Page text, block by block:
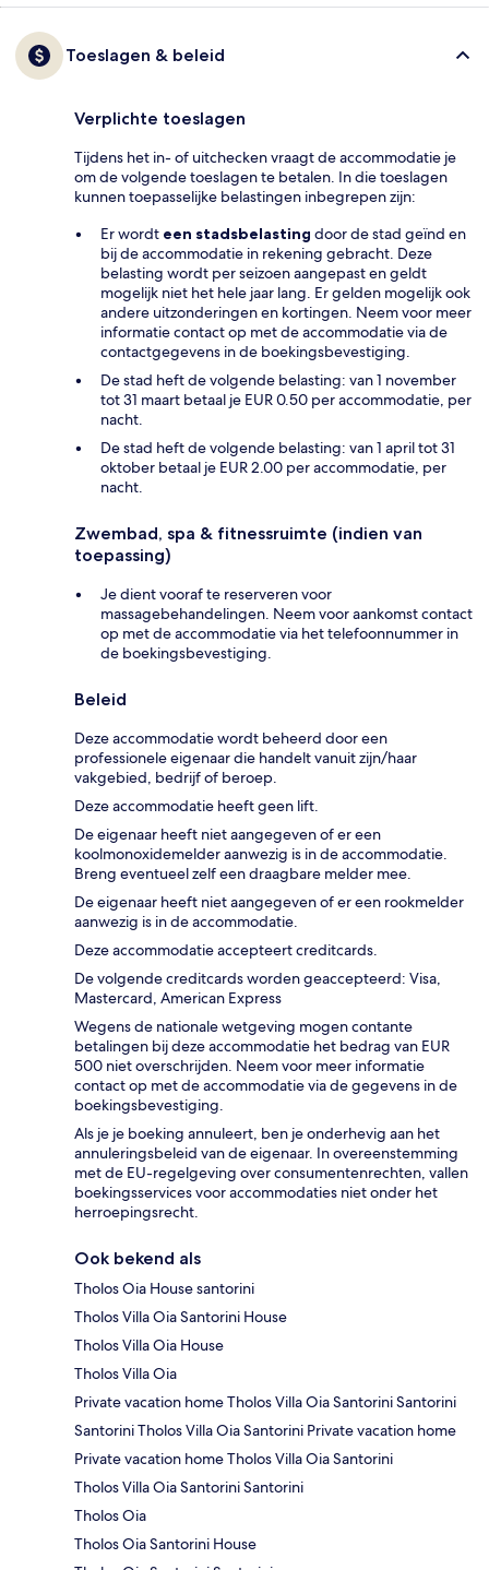
Toeslagen & beleid
Verplichte toeslagen
Tijdens het in- of uitchecken vraagt de accommodatie je
om de volgende toeslagen te betalen. In die toeslagen
kunnen toepasselijke belastingen inbegrepen zijn:
Er wordt een stadsbelasting door de stad geïnd en
bij de accommodatie in rekening gebracht. Deze
belasting wordt per seizoen aangepast en geldt
mogelijk niet het hele jaar lang. Er gelden mogelijk ook
andere uitzonderingen en kortingen. Neem voor meer
informatie contact op met de accommodatie via de
contactgegevens in de boekingsbevestiging.
De stad heft de volgende belasting: van 1 november
tot 31 maart betaal je EUR 0.50 per accommodatie, per
nacht.
De stad heft de volgende belasting: van 1 april tot 31
oktober betaal je EUR 2.00 per accommodatie, per
nacht.
Zwembad, spa & fitnessruimte (indien van
toepassing)
Je dient vooraf te reserveren voor
massagebehandelingen. Neem voor aankomst contact
op met de accommodatie via het telefoonnummer in
de boekingsbevestiging.
Beleid
Deze accommodatie wordt beheerd door een
professionele eigenaar die handelt vanuit zijn/haar
vakgebied, bedrijf of beroep.
Deze accommodatie heeft geen lift.
De eigenaar heeft niet aangegeven of er een
koolmonoxidemelder aanwezig is in de accommodatie.
Breng eventueel zelf een draagbare melder mee.
De eigenaar heeft niet aangegeven of er een rookmelder
aanwezig is in de accommodatie.
Deze accommodatie accepteert creditcards.
De volgende creditcards worden geaccepteerd: Visa,
Mastercard, American Express
Wegens de nationale wetgeving mogen contante
betalingen bij deze accommodatie het bedrag van EUR
500 niet overschrijden. Neem voor meer informatie
contact op met de accommodatie via de gegevens in de
boekingsbevestiging.
Als je je boeking annuleert, ben je onderhevig aan het
annuleringsbeleid van de eigenaar. In overeenstemming
met de EU-regelgeving over consumentenrechten, vallen
boekingsservices voor accommodaties niet onder het
herroepingsrecht.
Ook bekend als
Tholos Oia House santorini
Tholos Villa Oia Santorini House
Tholos Villa Oia House
Tholos Villa Oia
Private vacation home Tholos Villa Oia Santorini Santorini
Santorini Tholos Villa Oia Santorini Private vacation home
Private vacation home Tholos Villa Oia Santorini
Tholos Villa Oia Santorini Santorini
Tholos Oia
Tholos Oia Santorini House